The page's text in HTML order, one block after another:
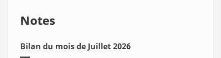
Notes
Bilan du mois de Juillet 2026